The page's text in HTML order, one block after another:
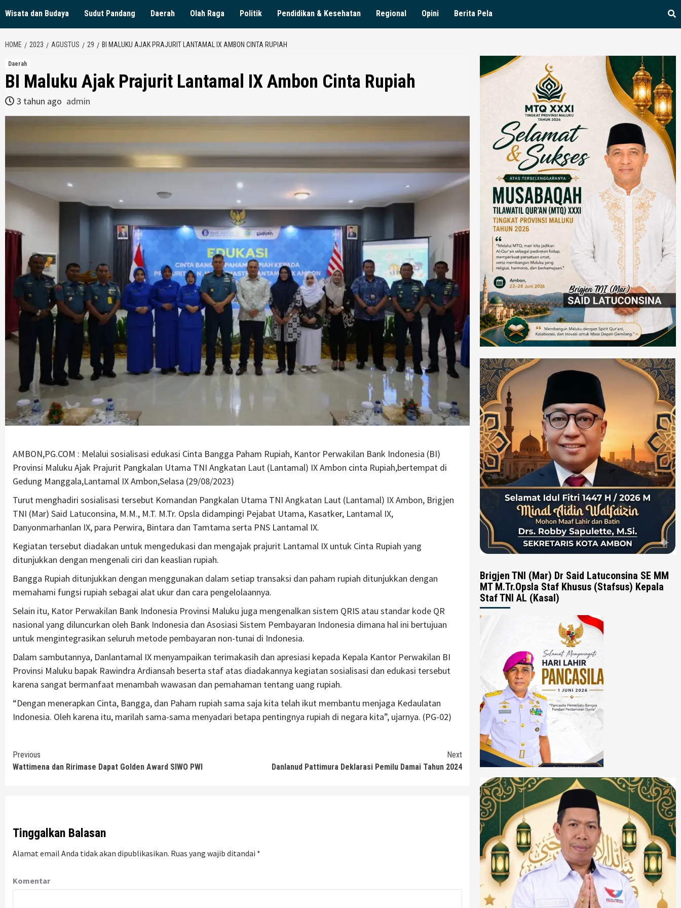
Wisata dan Budaya Sudut Pandang Daerah Olah Raga Politik Pendidikan & Kesehatan Regional Opini Berita Pela
HOME 2023 AGUSTUS 29 BI MALUKU AJAK PRAJURIT LANTAMAL IX AMBON CINTA RUPIAH
Daerah
BI Maluku Ajak Prajurit Lantamal IX Ambon Cinta Rupiah
3 tahun ago admin
AMBON,PG.COM : Melalui sosialisasi edukasi Cinta Bangga Paham Rupiah, Kantor Perwakilan Bank Indonesia (BI)
Provinsi Maluku Ajak Prajurit Pangkalan Utama TNI Angkatan Laut (Lantamal) IX Ambon cinta Rupiah,bertempat di
Gedung Manggala,Lantamal IX Ambon,Selasa (29/08/2023)
Turut menghadiri sosialisasi tersebut Komandan Pangkalan Utama TNI Angkatan Laut (Lantamal) IX Ambon, Brigjen
TNI (Mar) Said Latuconsina, M.M., M.T. M.Tr. Opsla didampingi Pejabat Utama, Kasatker, Lantamal IX,
Danyonmarhanlan IX, para Perwira, Bintara dan Tamtama serta PNS Lantamal IX.
Kegiatan tersebut diadakan untuk mengedukasi dan mengajak prajurit Lantamal IX untuk Cinta Rupiah yang
ditunjukkan dengan mengenali ciri dan keaslian rupiah.
Bangga Rupiah ditunjukkan dengan menggunakan dalam setiap transaksi dan paham rupiah ditunjukkan dengan
memahami fungsi rupiah sebagai alat ukur dan cara pengelolaannya.
Selain itu, Kator Perwakilan Bank Indonesia Provinsi Maluku juga mengenalkan sistem QRIS atau standar kode QR
nasional yang diluncurkan oleh Bank Indonesia dan Asosiasi Sistem Pembayaran Indonesia dimana hal ini bertujuan
untuk mengintegrasikan seluruh metode pembayaran non-tunai di Indonesia.
Dalam sambutannya, Danlantamal IX menyampaikan terimakasih dan apresiasi kepada Kepala Kantor Perwakilan BI
Provinsi Maluku bapak Rawindra Ardiansah beserta staf atas diadakannya kegiatan sosialisasi dan edukasi tersebut
karena sangat bermanfaat menambah wawasan dan pemahaman tentang uang rupiah.
“Dengan menerapkan Cinta, Bangga, dan Paham rupiah sama saja kita telah ikut membantu menjaga Kedaulatan
Indonesia. Oleh karena itu, marilah sama-sama menyadari betapa pentingnya rupiah di negara kita”, ujarnya. (PG-02)
Continue
Reading
Previous
Wattimena dan Ririmase Dapat Golden Award SIWO PWI
Next
Danlanud Pattimura Deklarasi Pemilu Damai Tahun 2024
Tinggalkan Balasan
Alamat email Anda tidak akan dipublikasikan. Ruas yang wajib ditandai *
Komentar
Brigjen TNI (Mar) Dr Said Latuconsina SE MM
MT M.Tr.Opsla Staf Khusus (Stafsus) Kepala
Staf TNI AL (Kasal)